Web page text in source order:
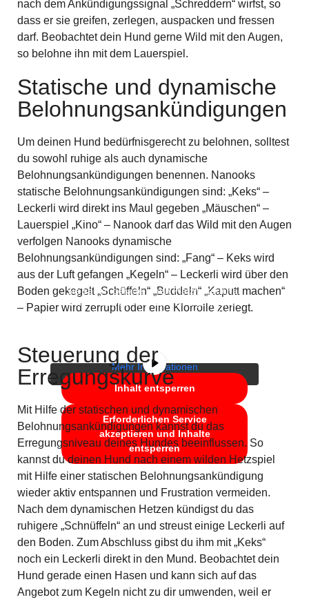
nach dem Ankündigungssignal „Schreddern“ wirfst, so
dass er sie greifen, zerlegen, auspacken und fressen
darf. Beobachtet dein Hund gerne Wild mit den Augen,
so belohne ihn mit dem Lauerspiel.
Statische und dynamische
Belohnungsankündigungen
Um deinen Hund bedürfnisgerecht zu belohnen, solltest
du sowohl ruhige als auch dynamische
Belohnungsankündigungen benennen. Nanooks
statische Belohnungsankündigungen sind: „Keks“ –
Leckerli wird direkt ins Maul gegeben „Mäuschen“ –
Lauerspiel „Kino“ – Nanook darf das Wild mit den Augen
verfolgen Nanooks dynamische
Belohnungsankündigungen sind: „Fang“ – Keks wird
aus der Luft gefangen „Kegeln“ – Leckerli wird über den
Boden gekegelt „Schüffeln“ „Buddeln“ „Kaputt machen“
– Papier wird zerrupft oder eine Klorrolle zerlegt.
Sie sehen gerade einen Platzhalterinhalt
von
YouTube
. Um auf den eigentlichen
Inhalt zuzugreifen, klicken Sie auf die
weitergegeben werden.
Mehr Informationen
Inhalt entsperren
Erforderlichen Service
akzeptieren und Inhalte
entsperren
Steuerung der
Erregungskurve
Mit Hilfe der statischen und dynamischen
Belohnungsankündigungen kannst du das
Erregungsniveau deines Hundes beeinflussen. So
kannst du deinen Hund nach einem wilden Hetzspiel
mit Hilfe einer statischen Belohnungsankündigung
wieder aktiv entspannen und Frustration vermeiden.
Nach dem dynamischen Hetzen kündigst du das
ruhigere „Schnüffeln“ an und streust einige Leckerli auf
den Boden. Zum Abschluss gibst du ihm mit „Keks“
noch ein Leckerli direkt in den Mund. Beobachtet dein
Hund gerade einen Hasen und kann sich auf das
Angebot zum Kegeln nicht zu dir umwenden, weil er